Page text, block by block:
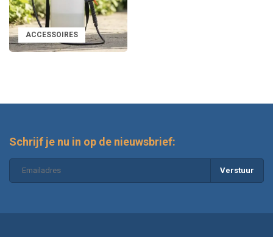
ACCESSOIRES
Schrijf je nu in op de nieuwsbrief:
Verstuur